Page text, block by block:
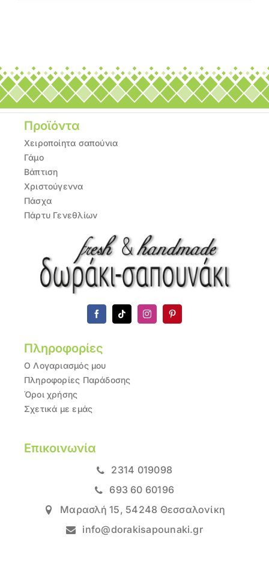
Προϊόντα
Χειροποίητα σαπούνια
Γάμο
Βάπτιση
Χριστούγεννα
Πάσχα
Πάρτυ Γενεθλίων
Πληροφορίες
Ο Λογαριασμός μου
Πληροφορίες Παράδοσης
Όροι χρήσης
Σχετικά με εμάς
Επικοινωνία
2314 019098
693 60 60196
Μαρασλή 15, 54248 Θεσσαλονίκη
info@dorakisapounaki.gr